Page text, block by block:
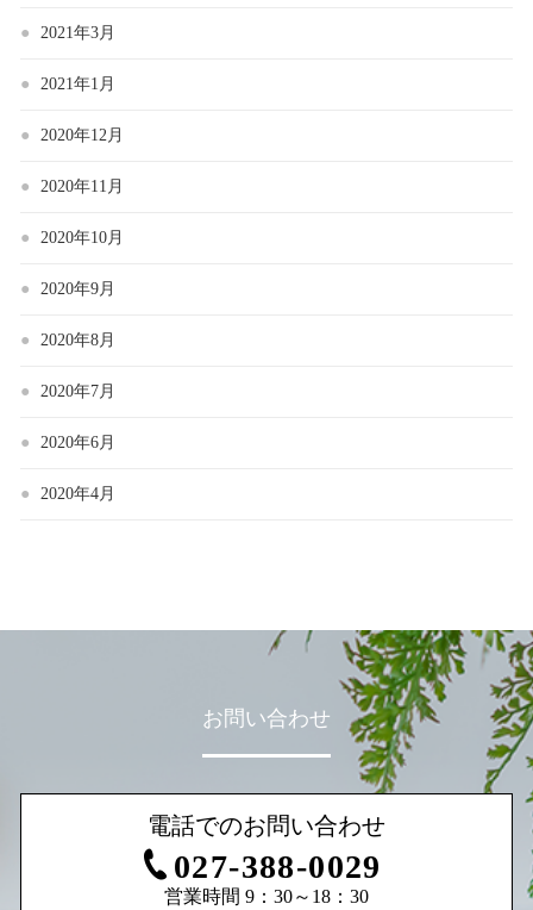
2021年3月
2021年1月
2020年12月
2020年11月
2020年10月
2020年9月
2020年8月
2020年7月
2020年6月
2020年4月
お問い合わせ
電話でのお問い合わせ
027-388-0029
営業時間 9：30～18：30